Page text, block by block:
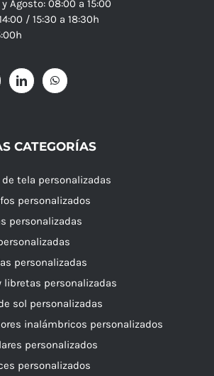
Agosto: 08:00 a 15:00
/ 15:30 a 18:30h
CATEGORÍAS
de tela personalizadas
personalizados
personalizadas
personalizadas
libretas personalizadas
sol personalizadas
inalámbricos personalizados
personalizados
personalizados